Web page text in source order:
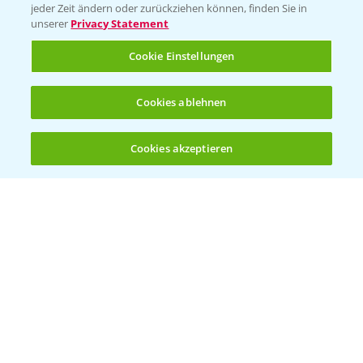
(noch 4)
Sammelstellen und Termine
Kontakt & Notfall
Beratung auf WhatsApp
+49 (0)174 346 564 1
jeder Zeit ändern oder zurückziehen können, finden Sie in
unserer Privacy Statement
Cookie Einstellungen
Cookies ablehnen
Cookies akzeptieren